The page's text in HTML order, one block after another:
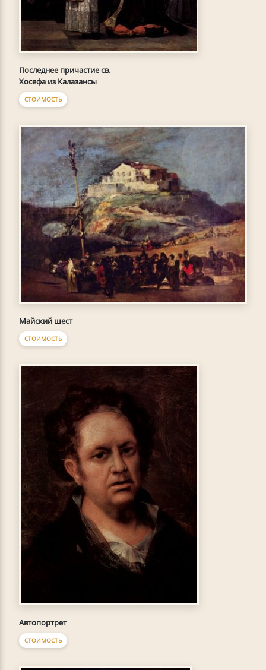
Последнее причастие св.
Хосефа из Калазансы
СТОИМОСТЬ
Майский шест
СТОИМОСТЬ
Автопортрет
СТОИМОСТЬ